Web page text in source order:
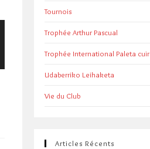
Tournois
Trophée Arthur Pascual
Trophée International Paleta cuir
Udaberriko Leihaketa
Vie du Club
Articles Récents